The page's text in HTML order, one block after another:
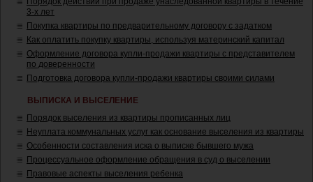
3-х лет
Покупка квартиры по предварительному договору с задатком
Как оплатить покупку квартиры, используя материнский капитал
Оформление договора купли-продажи квартиры с представителем
по доверенности
Подготовка договора купли-продажи квартиры своими силами
ВЫПИСКА И ВЫСЕЛЕНИЕ
Порядок выселения из квартиры прописанных лиц
Неуплата коммунальных услуг как основание выселения из квартиры
Особенности составления иска о выписке бывшего мужа
Процессуальное оформление обращения в суд о выселении
Правовые аспекты выселения ребенка